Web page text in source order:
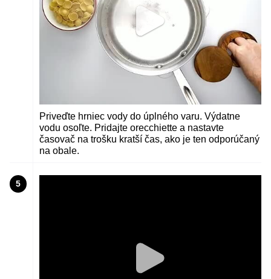
Priveďte hrniec vody do úplného varu. Výdatne
vodu osoľte. Pridajte orecchiette a nastavte
časovač na trošku kratší čas, ako je ten odporúčaný
na obale.
5